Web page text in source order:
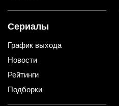
Сериалы
График выхода
Новости
Рейтинги
Подборки